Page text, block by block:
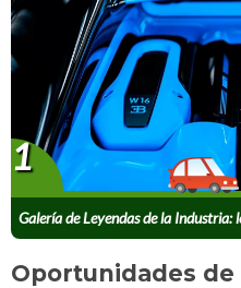
Galería de Leyendas de la Industria:
W16
1
Oportunidades de